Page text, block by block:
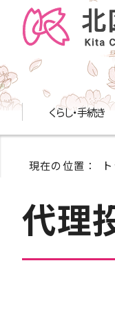
くらし・手続き
現在の位置：
代理